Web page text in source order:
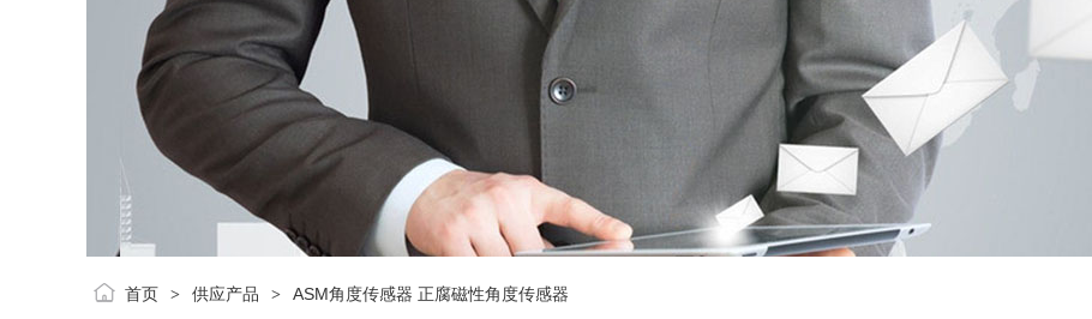
首页 > 供应产品 > ASM角度传感器 正腐磁性角度传感器